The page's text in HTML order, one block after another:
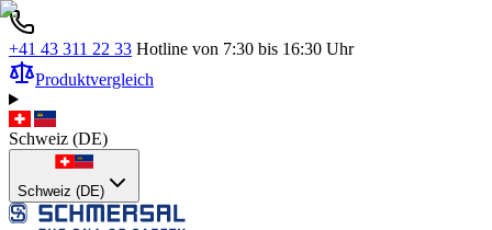
+41 43 311 22 33 Hotline von 7:30 bis 16:30 Uhr
Produktvergleich
Schweiz (DE)
Schweiz (DE)